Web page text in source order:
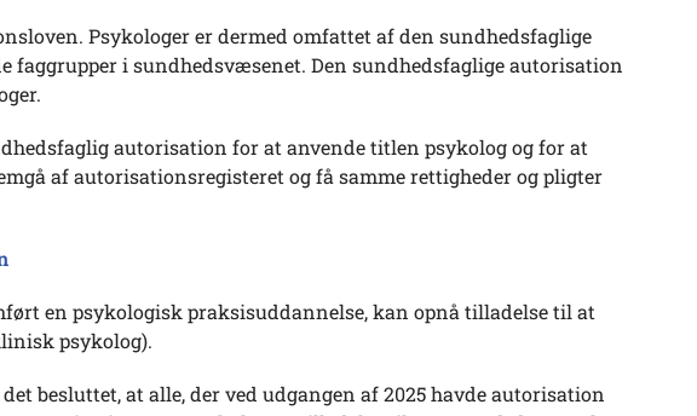
Psykologer er dermed omfattet af den sundhedsfaglige
i sundhedsvæsenet. Den sundhedsfaglige autorisation
autorisation for at anvende titlen psykolog og for at
af autorisationsregisteret og få samme rettigheder og pligter
en psykologisk praksisuddannelse, kan opnå tilladelse til at
psykolog).
besluttet, at alle, der ved udgangen af 2025 havde autorisation